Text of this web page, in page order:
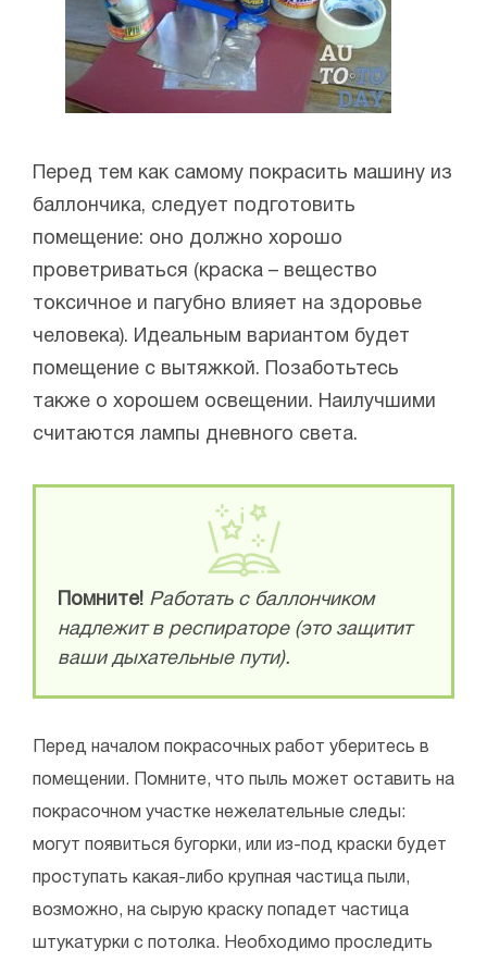
Перед тем как самому покрасить машину из
баллончика, следует подготовить
помещение: оно должно хорошо
проветриваться (краска – вещество
токсичное и пагубно влияет на здоровье
человека). Идеальным вариантом будет
помещение с вытяжкой. Позаботьтесь
также о хорошем освещении. Наилучшими
считаются лампы дневного света.
Помните! Работать с баллончиком
надлежит в респираторе (это защитит
ваши дыхательные пути).
Перед началом покрасочных работ уберитесь в
помещении. Помните, что пыль может оставить на
покрасочном участке нежелательные следы:
могут появиться бугорки, или из-под краски будет
проступать какая-либо крупная частица пыли,
возможно, на сырую краску попадет частица
штукатурки с потолка. Необходимо проследить